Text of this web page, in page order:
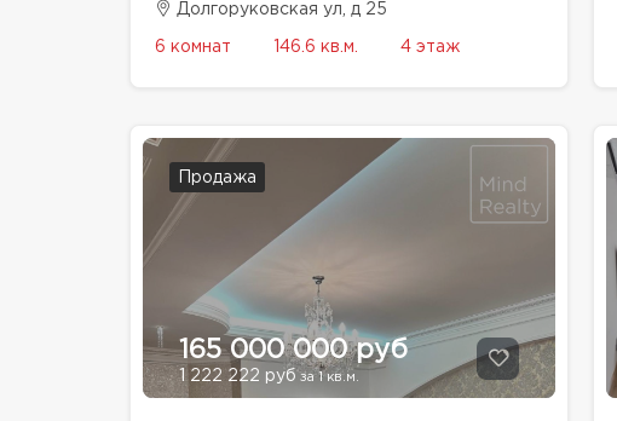
Долгоруковская ул, д 25
6 комнат 146.6 кв.м. 4 этаж
Продажа
165 000 000 руб
1 222 222 руб за 1 кв.м.